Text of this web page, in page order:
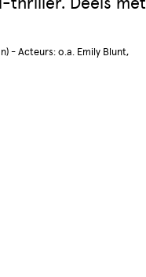
- Acteurs: o.a. Emily Blunt,